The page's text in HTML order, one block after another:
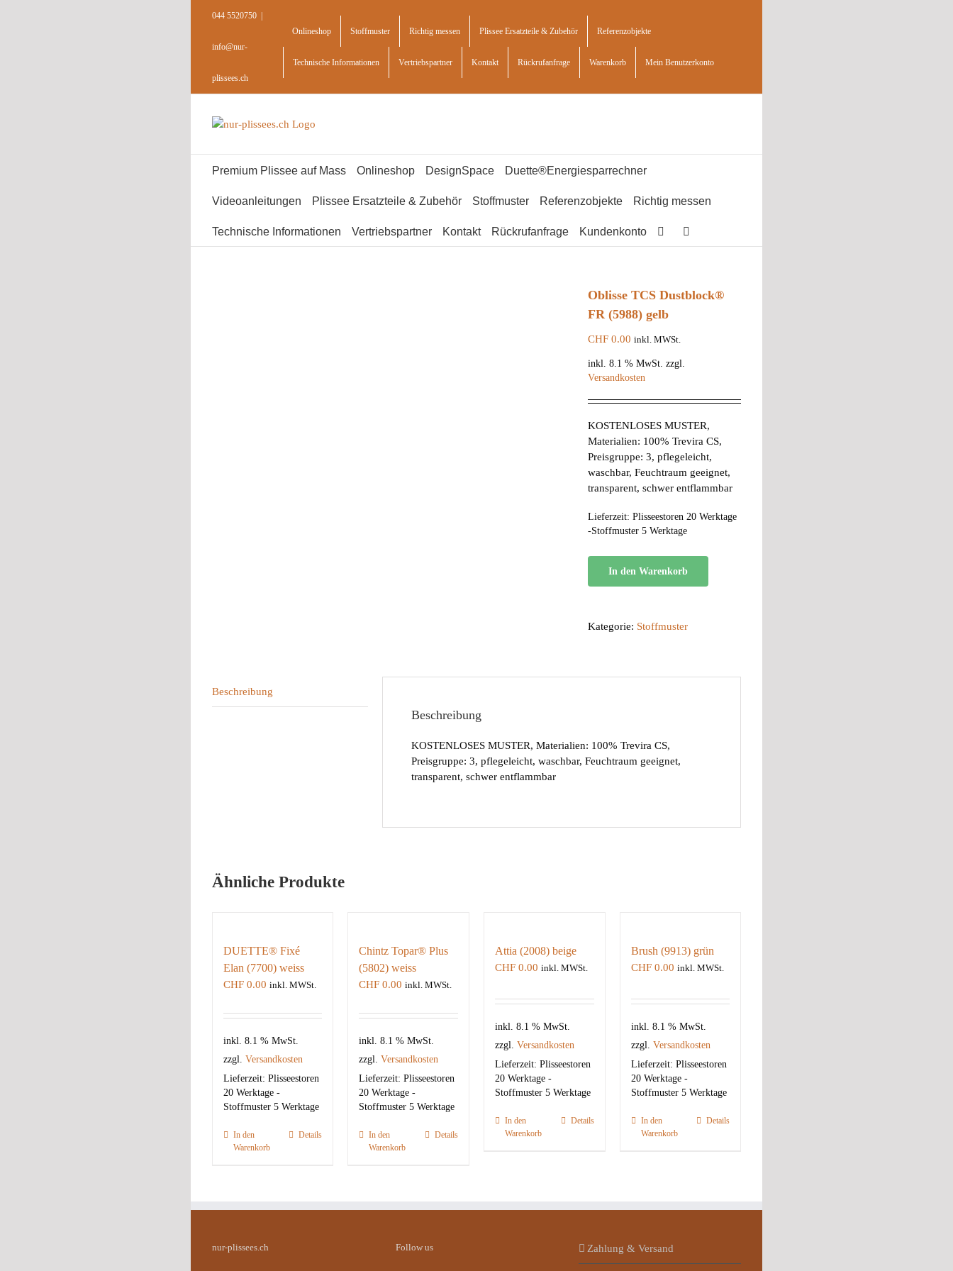
044 5520750
info@nur-
plissees.ch
Onlineshop Stoffmuster Richtig messen Plissee Ersatzteile & Zubehör Referenzobjekte
Technische Informationen Vertriebspartner Kontakt Rückrufanfrage Warenkorb Mein Benutzerkonto
Premium Plissee auf Mass Onlineshop DesignSpace Duette®Energiesparrechner
Videoanleitungen Plissee Ersatzteile & Zubehör Stoffmuster Referenzobjekte Richtig messen
Technische Informationen Vertriebspartner Kontakt Rückrufanfrage Kundenkonto
Oblisse TCS Dustblock®
FR (5988) gelb
CHF0.00 inkl. MWSt.
inkl. 8.1 % MwSt. zzgl.
Versandkosten
KOSTENLOSES MUSTER,
Materialien: 100% Trevira CS,
Preisgruppe: 3, pflegeleicht,
waschbar, Feuchtraum geeignet,
transparent, schwer entflammbar
Lieferzeit: Plisseestoren 20 Werktage
-Stoffmuster 5 Werktage
In den Warenkorb
Kategorie: Stoffmuster
Beschreibung
Beschreibung
KOSTENLOSES MUSTER, Materialien: 100% Trevira CS,
Preisgruppe: 3, pflegeleicht, waschbar, Feuchtraum geeignet,
transparent, schwer entflammbar
Ähnliche Produkte
DUETTE® Fixé
Elan (7700) weiss
CHF0.00 inkl. MWSt.
inkl. 8.1 % MwSt.
zzgl. Versandkosten
Lieferzeit: Plisseestoren
20 Werktage -
Stoffmuster 5 Werktage
In den
Warenkorb
Details
Chintz Topar® Plus
(5802) weiss
CHF 0.00 inkl. MWSt.
inkl. 8.1 % MwSt.
zzgl.Versandkosten
Lieferzeit:Plisseestoren
20 Werktage -
Stoffmuster 5 Werktage
In den
Warenkorb
Details
Attia (2008) beige
CHF0.00 inkl. MWSt.
inkl. 8.1 % MwSt.
zzgl. Versandkosten
Lieferzeit: Plisseestoren
20 Werktage -
Stoffmuster 5 Werktage
In den
Warenkorb
Details
Brush (9913) grün
CHF0.00 inkl. MWSt.
inkl. 8.1 % MwSt.
zzgl. Versandkosten
Lieferzeit: Plisseestoren
20 Werktage -
Stoffmuster 5 Werktage
In den
Warenkorb
Details
nur-plissees.ch Follow us Zahlung & Versand